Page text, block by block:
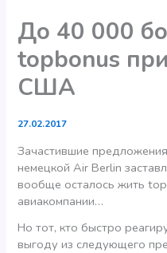
До 40 000
topbonus
США
27.02.2017
Зачастившие
немецкой Air Berlin
вообще осталось жить
авиакомпании…
Но тот, кто быстро
выгоду из следующего